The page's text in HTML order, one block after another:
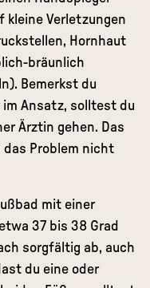
kleine Verletzungen
Hornhaut
bräunlich
Bemerkst du
im Ansatz, solltest du
Ärztin gehen. Das
Problem nicht
mit einer
37 bis 38 Grad
sorgfältig ab, auch
du eine oder